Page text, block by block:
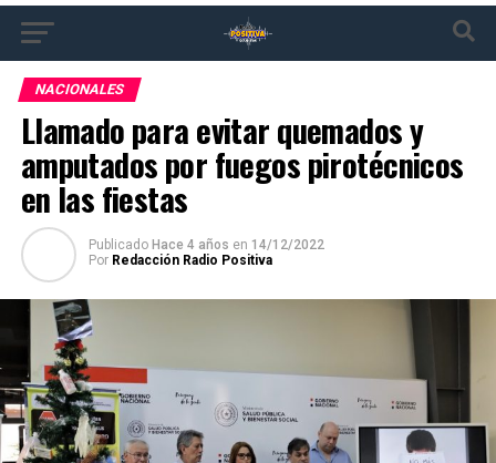
NACIONALES
Llamado para evitar quemados y
amputados por fuegos pirotécnicos
en las fiestas
Publicado Hace 4 años en 14/12/2022
Por Redacción Radio Positiva